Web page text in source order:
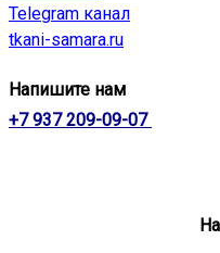
Telegram канал
tkani-samara.ru
Напишите нам
+7 937 209-09-07